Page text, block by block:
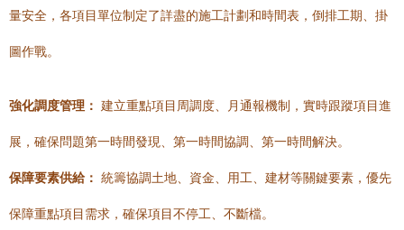
量安全，各項目單位制定了詳盡的施工計劃和時間表，倒排工期、掛
圖作戰。
強化調度管理： 建立重點項目周調度、月通報機制，實時跟蹤項目進
展，確保問題第一時間發現、第一時間協調、第一時間解決。
保障要素供給： 統籌協調土地、資金、用工、建材等關鍵要素，優先
保障重點項目需求，確保項目不停工、不斷檔。